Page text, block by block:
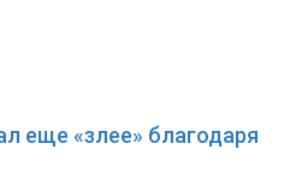
еще «злее» благодаря